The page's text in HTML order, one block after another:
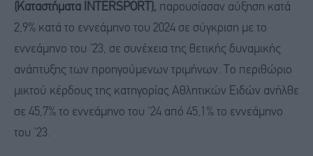
(Καταστήματα
INTERSPORT ), παρουσίασαν αύξηση κατά
2,9% κατά το εννεάμηνο του 2024 σε σύγκριση με το
εννεάμηνο του '23, σε συνέχεια της θετικής δυναμικής
ανάπτυξης των προηγούμενων τριμήνων. Το περιθώριο
μικτού κέρδους της κατηγορίας Αθλητικών Ειδών ανήλθε
σε 45,7% το εννεάμηνο του '24 από 45,1% το εννεάμηνο
του '23.